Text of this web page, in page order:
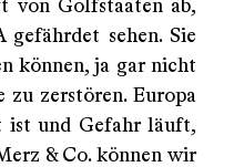
von Golfstaaten ab,
sehen. Sie
können, ja gar nicht
zu zerstören. Europa
ist und Gefahr läuft,
& Co. können wir